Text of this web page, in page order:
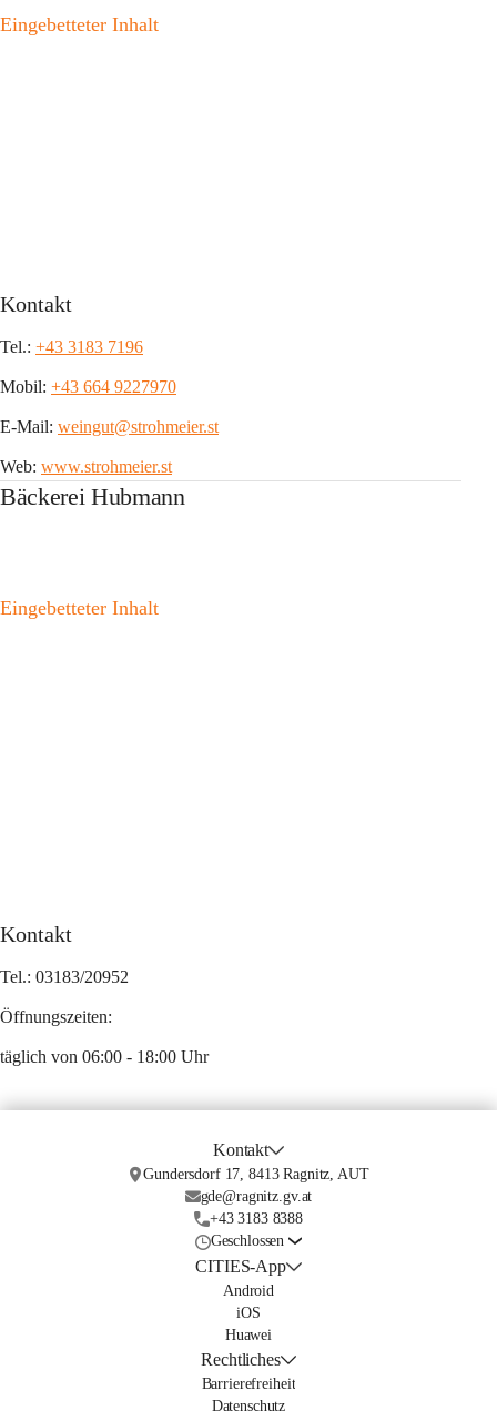
Eingebetteter Inhalt
Kontakt
Tel.: +43 3183 7196
Mobil: +43 664 9227970
E-Mail: weingut@strohmeier.st
Web: www.strohmeier.st
Bäckerei Hubmann
Eingebetteter Inhalt
Kontakt
Tel.: 03183/20952
Öffnungszeiten:
täglich von 06:00 - 18:00 Uhr
Kontakt
Gundersdorf 17, 8413 Ragnitz, AUT
gde@ragnitz.gv.at
+43 3183 8388
Geschlossen
CITIES-App
Android
iOS
Huawei
Rechtliches
Barrierefreiheit
Datenschutz